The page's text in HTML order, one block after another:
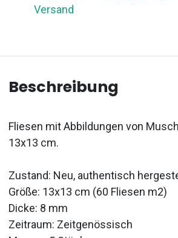
Versand
Beschreibung
Fliesen mit Abbildungen von
13x13 cm.
Zustand: Neu, authentisch
Größe: 13x13 cm (60 Fliesen m2)
Dicke: 8 mm
Zeitraum: Zeitgenössisch